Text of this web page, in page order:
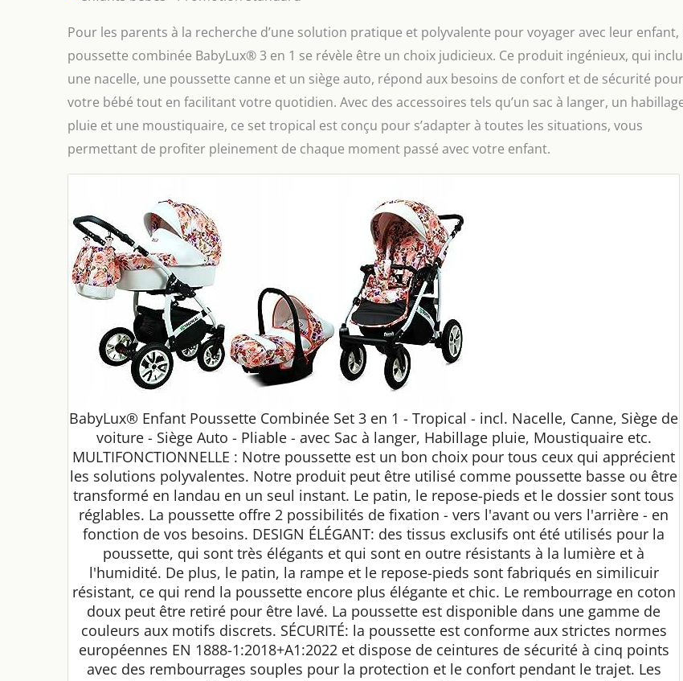
Pour les parents à la recherche d’une solution pratique et polyvalente pour voyager avec leur enfant,
poussette combinée BabyLux® 3 en 1 se révèle être un choix judicieux. Ce produit ingénieux, qui
une nacelle, une poussette canne et un siège auto, répond aux besoins de confort et de sécurité pour
votre bébé tout en facilitant votre quotidien. Avec des accessoires tels qu’un sac à langer, un
pluie et une moustiquaire, ce set tropical est conçu pour s’adapter à toutes les situations, vous
permettant de profiter pleinement de chaque moment passé avec votre enfant.
BabyLux® Enfant Poussette Combinée Set 3 en 1 - Tropical - incl. Nacelle, Canne, Siège de
voiture - Siège Auto - Pliable - avec Sac à langer, Habillage pluie, Moustiquaire etc.
MULTIFONCTIONNELLE : Notre poussette est un bon choix pour tous ceux qui apprécient
les solutions polyvalentes. Notre produit peut être utilisé comme poussette basse ou être
transformé en landau en un seul instant. Le patin, le repose-pieds et le dossier sont tous
réglables. La poussette offre 2 possibilités de fixation - vers l'avant ou vers l'arrière - en
fonction de vos besoins. DESIGN ÉLÉGANT: des tissus exclusifs ont été utilisés pour la
poussette, qui sont très élégants et qui sont en outre résistants à la lumière et à
l'humidité. De plus, le patin, la rampe et le repose-pieds sont fabriqués en similicuir
résistant, ce qui rend la poussette encore plus élégante et chic. Le rembourrage en coton
doux peut être retiré pour être lavé. La poussette est disponible dans une gamme de
couleurs aux motifs discrets. SÉCURITÉ: la poussette est conforme aux strictes normes
européennes EN 1888-1:2018+A1:2022 et dispose de ceintures de sécurité à cinq points
avec des rembourrages souples pour la protection et le confort pendant le trajet. Les